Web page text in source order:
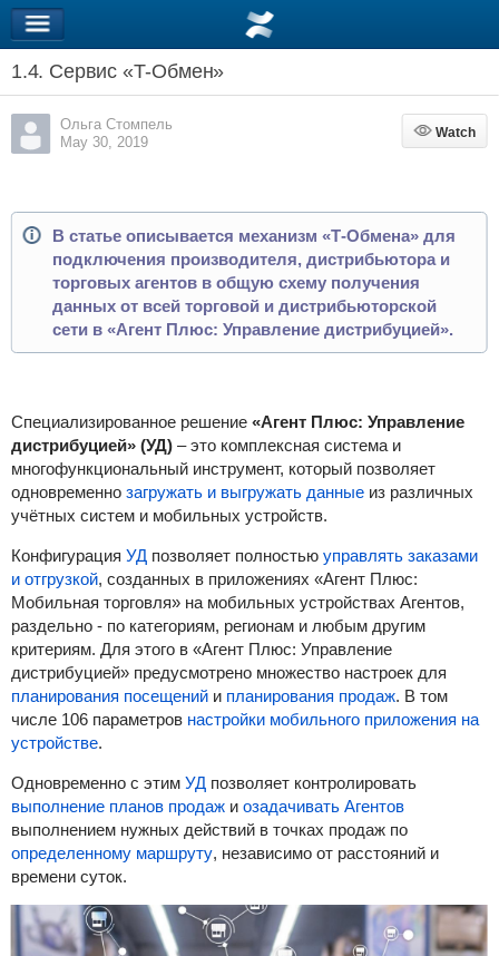
1.4. Сервис «Т-Обмен»
Ольга Стомпель
May 30, 2019
Watch
Watch
В статье описывается механизм «Т-Обмена» для
подключения производителя, дистрибьютора и
торговых агентов в общую схему получения
данных от всей торговой и дистрибьюторской
сети в «Агент Плюс: Управление дистрибуцией».
Специализированное решение «Агент Плюс: Управление
дистрибуцией» (УД) – это комплексная система и
многофункциональный инструмент, который позволяет
одновременно загружать и выгружать данныеиз различных
учётных систем и мобильных устройств.
Конфигурация УДпозволяет полностью управлять заказами
и отгрузкой, созданных в приложениях «Агент Плюс:
Мобильная торговля» на мобильных устройствах Агентов,
раздельно - по категориям, регионам и любым другим
критериям. Для этого в «Агент Плюс: Управление
дистрибуцией» предусмотрено множество настроек для
планирования посещенийи планирования продаж. В том
числе 106 параметров настройки мобильного приложения на
устройстве.
Одновременно с этим УДпозволяет контролировать
выполнение планов продаж и озадачивать Агентов
выполнением нужных действий в точках продаж по
определенному маршруту, независимо от расстояний и
времени суток.